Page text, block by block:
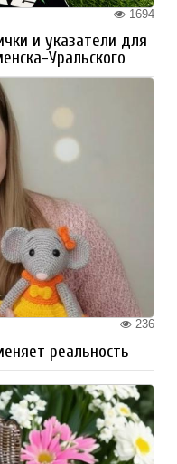
1694
и указатели для
Уральского
236
реальность